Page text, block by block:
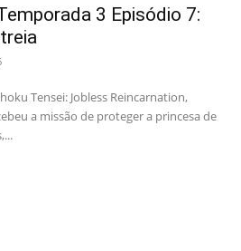
3 Episódio 7:
Tensei: Jobless Reincarnation,
a missão de proteger a princesa de